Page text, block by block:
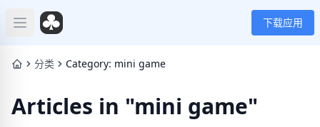
Open main menu 下载应用
分类 Category: mini game
Articles in "mini game"